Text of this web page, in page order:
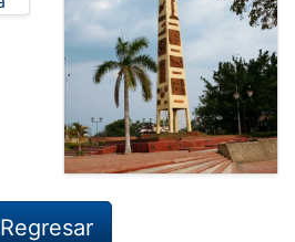
Regresar